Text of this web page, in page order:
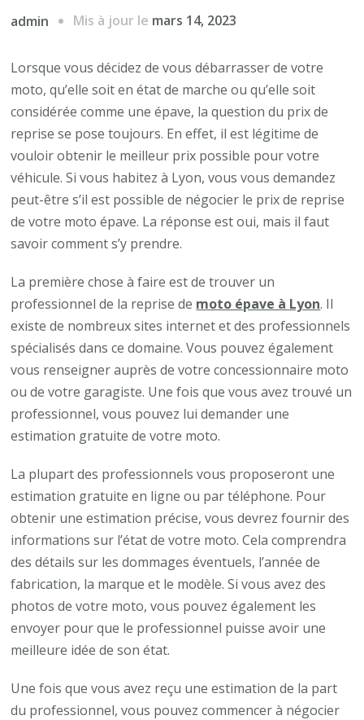
admin Mis à jour le mars 14, 2023
Lorsque vous décidez de vous débarrasser de votre
moto, qu’elle soit en état de marche ou qu’elle soit
considérée comme une épave, la question du prix de
reprise se pose toujours. En effet, il est légitime de
vouloir obtenir le meilleur prix possible pour votre
véhicule. Si vous habitez à Lyon, vous vous demandez
peut-être s’il est possible de négocier le prix de reprise
de votre moto épave. La réponse est oui, mais il faut
savoir comment s’y prendre.
La première chose à faire est de trouver un
professionnel de la reprise de moto épave à Lyon. Il
existe de nombreux sites internet et des professionnels
spécialisés dans ce domaine. Vous pouvez également
vous renseigner auprès de votre concessionnaire moto
ou de votre garagiste. Une fois que vous avez trouvé un
professionnel, vous pouvez lui demander une
estimation gratuite de votre moto.
La plupart des professionnels vous proposeront une
estimation gratuite en ligne ou par téléphone. Pour
obtenir une estimation précise, vous devrez fournir des
informations sur l’état de votre moto. Cela comprendra
des détails sur les dommages éventuels, l’année de
fabrication, la marque et le modèle. Si vous avez des
photos de votre moto, vous pouvez également les
envoyer pour que le professionnel puisse avoir une
meilleure idée de son état.
Une fois que vous avez reçu une estimation de la part
du professionnel, vous pouvez commencer à négocier